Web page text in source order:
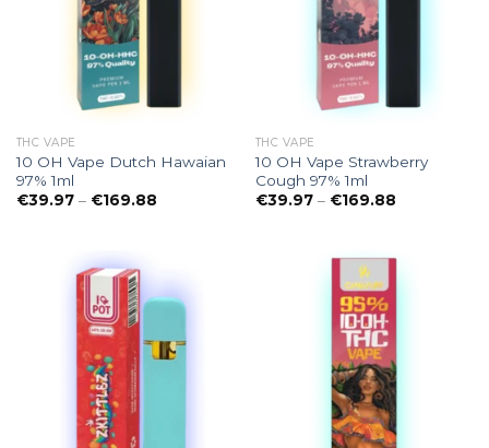
THC VAPE
10 OH Vape Dutch Hawaian
97% 1ml
€39.97 – €169.88Preisspanne:
THC VAPE
10 OH Vape Strawberry
Cough 97% 1ml
€39.97 – €169.88